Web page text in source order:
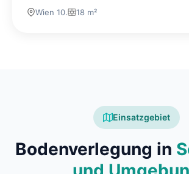
Wien 10. 18 m²
Einsatzgebiet
Bodenverlegung in